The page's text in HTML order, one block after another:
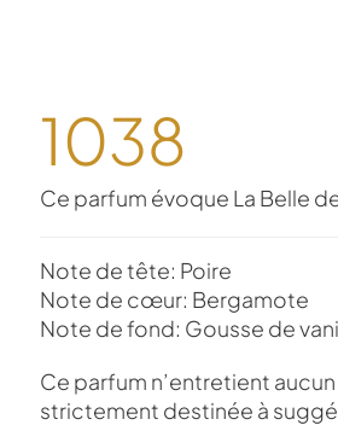
1038
Ce parfum évoque La Belle
Note de tête: Poire
Note de cœur: Bergamote
Note de fond: Gousse de
Ce parfum n’entretient
strictement destinée à